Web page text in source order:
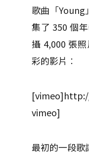
歌曲「Young
集了 350 個
攝 4,000 張
彩的影片︰
vimeo]
最初的一段歌